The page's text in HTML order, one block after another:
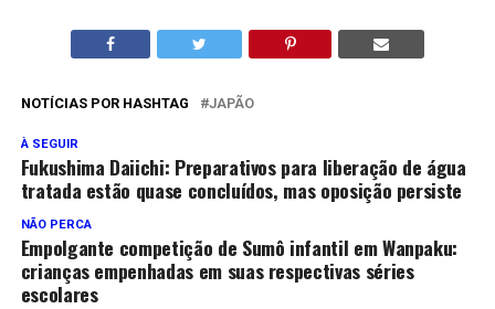
NOTÍCIAS POR HASHTAG JAPÃO
À SEGUIR
Fukushima Daiichi: Preparativos para liberação de água
tratada estão quase concluídos, mas oposição persiste
NÃO PERCA
Empolgante competição de Sumô infantil em Wanpaku:
crianças empenhadas em suas respectivas séries
escolares